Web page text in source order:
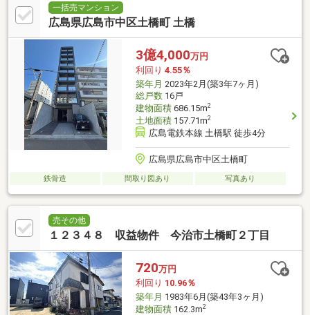
一括売マンション
広島県広島市中区土橋町 土橋
3億4,000万円
利回り 4.55％
築年月 2023年2月(築3年7ヶ月)
総戸数16戸
建物面積686.15m2
土地面積157.71m2
広島電鉄本線 土橋駅 徒歩4分
広島県広島市中区土橋町
鉄骨造 間取り図あり 写真あり
売その他
１２３４８ 収益物件 今治市土橋町２丁目
720万円
利回り 10.96％
築年月 1983年6月(築43年3ヶ月)
建物面積162.3m2